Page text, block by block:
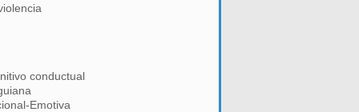
conductual
Emotiva